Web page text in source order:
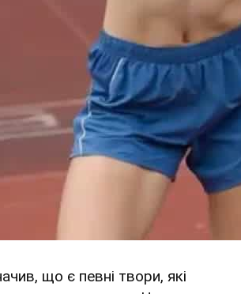
що є певні твори, які